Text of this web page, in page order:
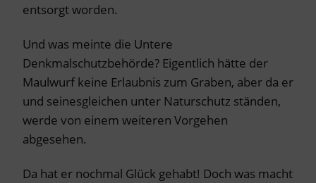
entsorgt worden.
Und was meinte die Untere
Denkmalschutzbehörde? Eigentlich hätte der
Maulwurf keine Erlaubnis zum Graben, aber da er
und seinesgleichen unter Naturschutz ständen,
werde von einem weiteren Vorgehen
abgesehen.
Da hat er nochmal Glück gehabt! Doch was macht